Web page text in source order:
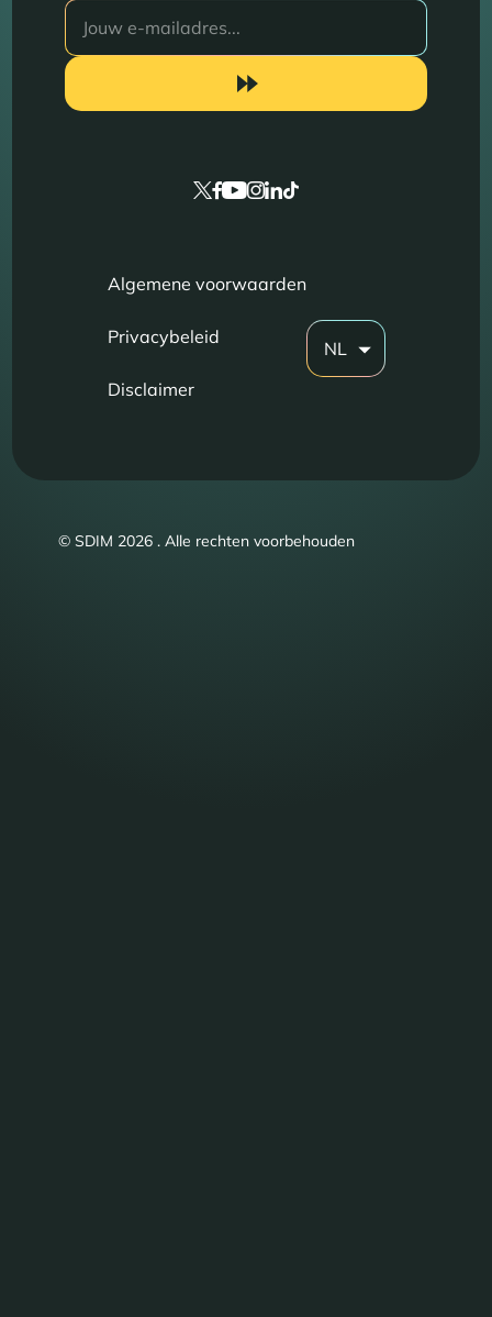
Algemene voorwaarden
Privacybeleid
Disclaimer
NL
© SDIM 2026 . Alle rechten voorbehouden